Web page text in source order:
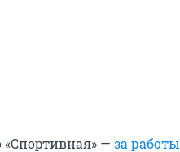
«Спортивная» — за работы